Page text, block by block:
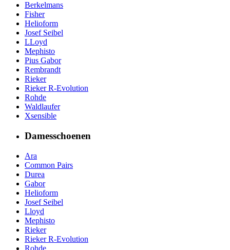
Berkelmans
Fisher
Helioform
Josef Seibel
LLoyd
Mephisto
Pius Gabor
Rembrandt
Rieker
Rieker R-Evolution
Rohde
Waldlaufer
Xsensible
Damesschoenen
Ara
Common Pairs
Durea
Gabor
Helioform
Josef Seibel
Lloyd
Mephisto
Rieker
Rieker R-Evolution
Rohde